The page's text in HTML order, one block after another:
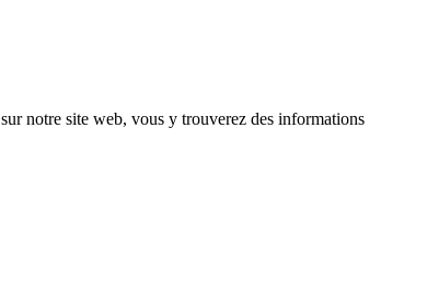
sur notre site web, vous y trouverez des informations